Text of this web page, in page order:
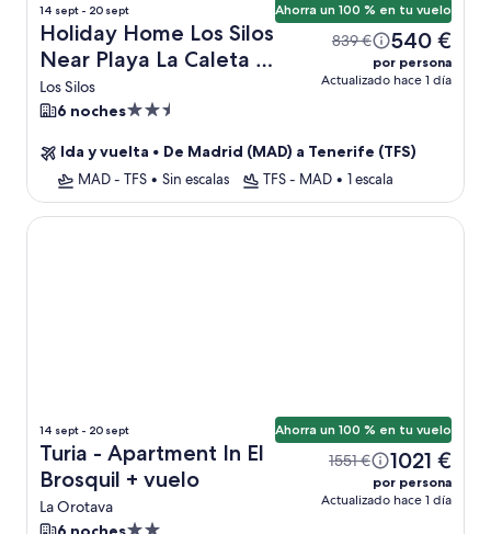
14 sept - 20 sept
Holiday Home Los Silos
Near Playa La Caleta +
vuelo
Los Silos
Ahorra un 100 % en tu vuelo
839 € 540 €
por persona
Actualizado hace 1 día
6 nochesAlojamiento
2.5 estrellas
Ida y vuelta • De Madrid (MAD) a Tenerife (TFS)
MAD - TFS • Sin escalas TFS - MAD • 1 escala
14 sept - 20 sept
Turia - Apartment In El
Brosquil + vuelo
La Orotava
Ahorra un 100 % en tu vuelo
1551 € 1021 €
por persona
Actualizado hace 1 día
Turia - Apartment In El Brosquil